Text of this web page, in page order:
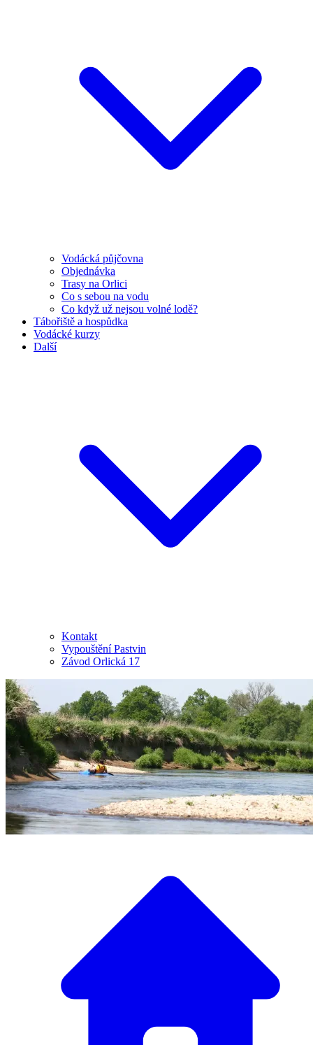
Vodácká půjčovna
Objednávka
Trasy na Orlici
Co s sebou na vodu
Co když už nejsou volné lodě?
Tábořiště a hospůdka
Vodácké kurzy
Další
Kontakt
Vypouštění Pastvin
Závod Orlická 17